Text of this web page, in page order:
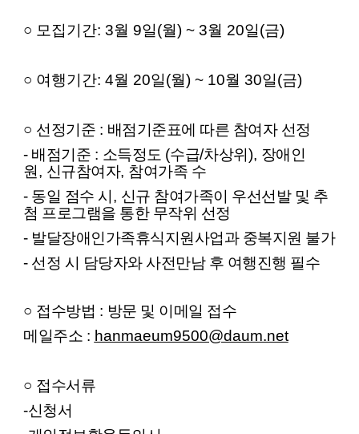
○ 모집기간: 3월 9일(월) ~ 3월 20일(금)
○ 여행기간: 4월 20일(월) ~ 10월 30일(금)
○ 선정기준 : 배점기준표에 따른 참여자 선정
- 배점기준 : 소득정도 (수급/차상위 ), 장애인
원 , 신규참여자, 참여가족 수
- 동일 점수 시 , 신규 참여가족이 우선선발 및 추
첨 프로그램을 통한 무작위 선정
- 발달장애인가족휴식지원사업과 중복지원 불가
- 선정 시 담당자와 사전만남 후 여행진행 필수
○ 접수방법 : 방문 및 이메일 접수
메일주소 : hanmaeum9500@daum.net
○ 접수서류
-신청서